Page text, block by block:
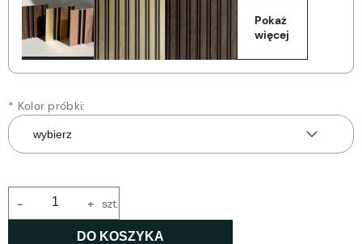
Pokaż
więcej
* Kolor próbki:
+
- szt.
DO KOSZYKA